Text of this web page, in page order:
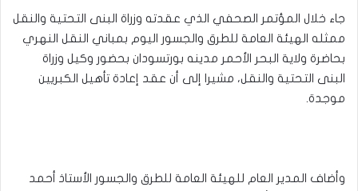
جاء خلال المؤتمر الصحفي الذي عقدته وزراة البنى التحتية والنقل
ممثله الهيئة العامة للطرق والجسور اليوم بمباني النقل النهري
بحاضرة ولاية البحر الأحمر مدينه بورتسودان بحضور وكيل وزراة
البنى التحتية والنقل، مشيرا إلى أن عقد إعادة تأهيل الكبريين
موجدة.
وأضاف المدير العام للهيئة العامة للطرق والجسور الأستاذ أحمد